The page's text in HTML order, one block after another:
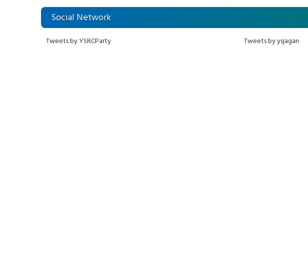
ఆందోళనలు
Social Network
Tweets by YSRCParty Tweets by ysjagan